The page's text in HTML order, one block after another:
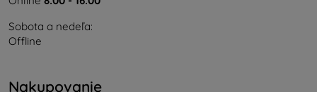
Sobota a nedeľa:
Offline
Nakupovanie